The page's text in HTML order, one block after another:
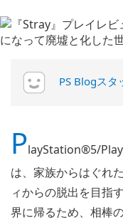
PS Blogスタ
PlayStation®5/
は、家族からはぐれ
ィからの脱出を目指
界に帰るため、相棒